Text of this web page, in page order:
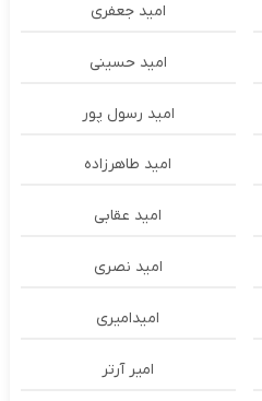
امید جعفری
امید حسینی
امید رسول پور
امید طاهرزاده
امید عقابی
امید نصری
امیدامیری
امیر آرتر